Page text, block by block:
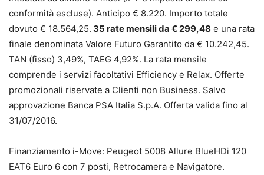
conformità escluse). Anticipo € 8.220. Importo totale
dovuto € 18.564,25. 35 rate mensili da € 299,48 e una rata
finale denominata Valore Futuro Garantito da € 10.242,45.
TAN (fisso) 3,49%, TAEG 4,92%. La rata mensile
comprende i servizi facoltativi Efficiency e Relax. Offerte
promozionali riservate a Clienti non Business. Salvo
approvazione Banca PSA Italia S.p.A. Offerta valida fino al
31/07/2016.
Finanziamento i-Move: Peugeot 5008 Allure BlueHDi 120
EAT6 Euro 6 con 7 posti, Retrocamera e Navigatore.